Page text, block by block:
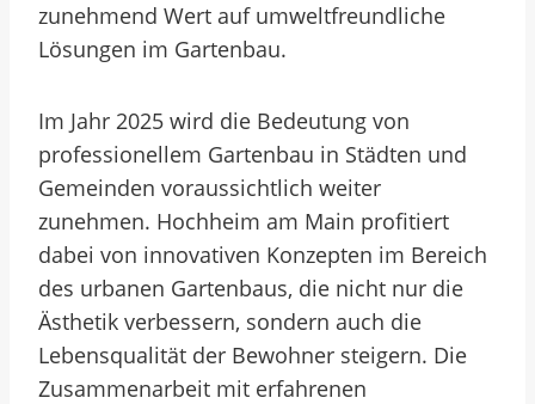
zunehmend Wert auf umweltfreundliche
Lösungen im Gartenbau.
Im Jahr 2025 wird die Bedeutung von
professionellem Gartenbau in Städten und
Gemeinden voraussichtlich weiter
zunehmen. Hochheim am Main profitiert
dabei von innovativen Konzepten im Bereich
des urbanen Gartenbaus, die nicht nur die
Ästhetik verbessern, sondern auch die
Lebensqualität der Bewohner steigern. Die
Zusammenarbeit mit erfahrenen